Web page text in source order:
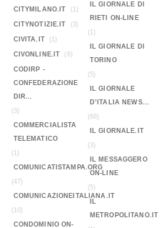
CITYMILANO.IT
(1)
CITYNOTIZIE.IT (3)
CIVITA.IT (1)
CIVONLINE.IT (6)
CODIRP -
CONFEDERAZIONE
DIR...
(3)
COMMERCIALISTA
TELEMATICO
(1)
COMUNICATISTAMPA.ORG
(47)
COMUNICAZIONEITALIANA.IT
(10)
CONDOMINIO ON-
IL GIORNALE DI
RIETI ON-LINE
(1)
IL GIORNALE DI
TORINO
(5)
IL GIORNALE
D’ITALIA NEWS...
(68)
IL GIORNALE.IT
(3)
IL MESSAGGERO
ON-LINE
(5)
IL
METROPOLITANO.IT